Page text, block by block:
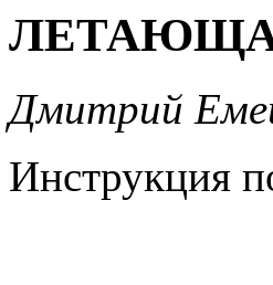
Дмитрий
Инструкция